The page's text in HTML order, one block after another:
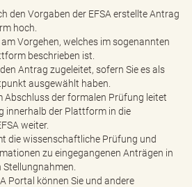
den Vorgaben der EFSA erstellte Antrag
hoch.
Vorgehen, welches im sogenannten
beschrieben ist.
Antrag zugeleitet, sofern Sie es als
ausgewählt haben.
Abschluss der formalen Prüfung leitet
innerhalb der Plattform in die
weiter.
die wissenschaftliche Prüfung und
zu eingegangenen Anträgen in
Portal können Sie und andere